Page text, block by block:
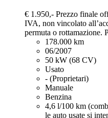
€ 1.950,- Prezzo finale
IVA, non vincolato
permuta o rottamazione.
178.000 km
06/2007
50 kW (68 CV)
Usato
- (Proprietari)
Manuale
Benzina
4,6 l/100 km
le auto usate si